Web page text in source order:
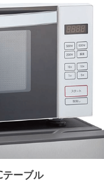
ーブル